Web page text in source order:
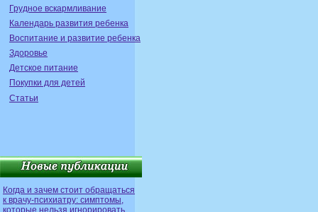
Грудное вскармливание
Календарь развития ребенка
Воспитание и развитие ребенка
Здоровье
Детское питание
Покупки для детей
Статьи
Когда и зачем стоит обращаться
к врачу-психиатру: симптомы,
которые нельзя игнорировать